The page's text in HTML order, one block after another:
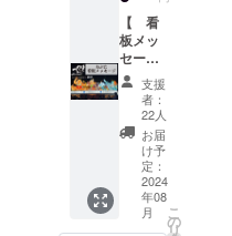
支援頂
けます
と大変
嬉しく
思いま
す。
ーーー
ーーー
ーーー
ーーー
ーーー
ーーー
り増減
する可
能性が
ありま
す。 原
材料及
び添加
物等の
食品表
示はお
届け商
品のラ
ベルに
ます。
※締切以
降にお
申し込
みいた
だいた
場合は
リター
ンの適
用がで
きませ
ん。万
一、締
ま向け
です。
つくば
青年会
議所一
同、心
からの
感謝を
込めた
メール
をお送
りいた
しま
【 看
板メッ
セー
ジ １
枠 】
ねぶた
に看板
広告を
出すこ
とがで
きま
す。 企
支援
者：
22人
お届
け予
定：
2024
年08
月
こ
の
リ